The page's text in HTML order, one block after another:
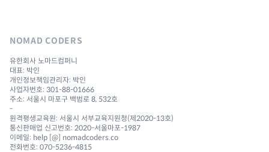
NOMAD CODERS
유한회사 노마드컴퍼니
대표: 박인
개인정보책임관리자: 박인
사업자번호: 301-88-01666
주소: 서울시 마포구 백범로 8, 532호
-
원격평생교육원: 서울시 서부교육지원청(제2020-13호)
통신판매업 신고번호: 2020-서울마포-1987
이메일: help [@] nomadcoders.co
전화번호: 070-5236-4815